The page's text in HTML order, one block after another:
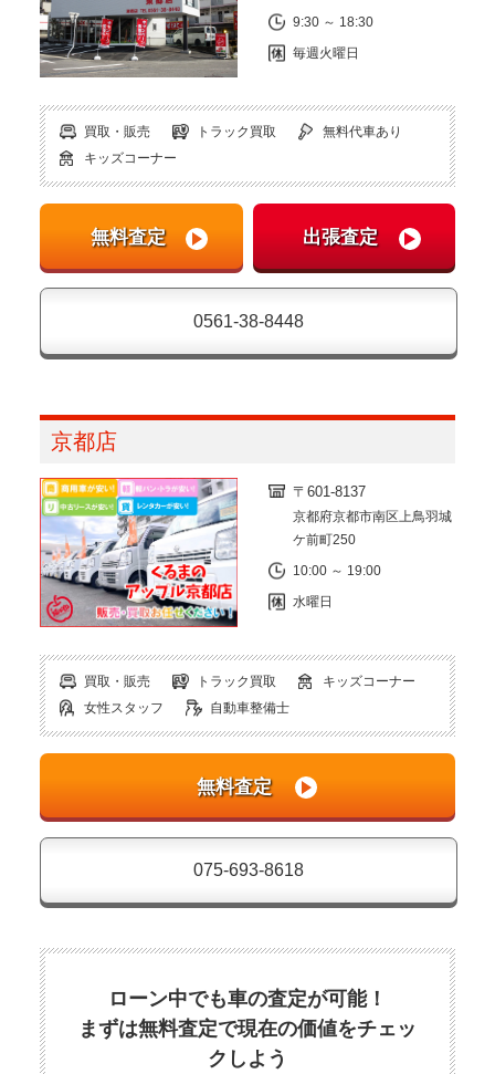
9:30 ～ 18:30
毎週火曜日
買取・販売 トラック買取
無料代車あり
キッズコーナー
0561-38-8448
京都店
〒601-8137
京都府京都市南区上鳥羽城
ケ前町250
10:00 ～ 19:00
水曜日
買取・販売 トラック買取
キッズコーナー
女性スタッフ
自動車整備士
075-693-8618
ローン中でも車の査定が可能！
まずは無料査定で現在の価値をチェッ
クしよう